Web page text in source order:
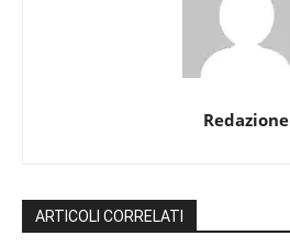
Redazione
ARTICOLI CORRELATI